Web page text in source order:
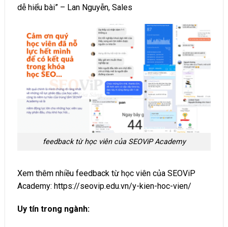
dễ hiểu bài” – Lan Nguyễn, Sales
feedback từ học viên của SEOViP Academy
Xem thêm nhiều feedback từ học viên của SEOViP
Academy: https://seovip.edu.vn/y-kien-hoc-vien/
Uy tín trong ngành: